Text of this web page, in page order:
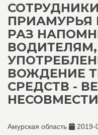
ПРИАМУРЬЯ
РАЗ
ВОЖДЕНИЕ
СРЕДСТВ -
Амурская область 2019-